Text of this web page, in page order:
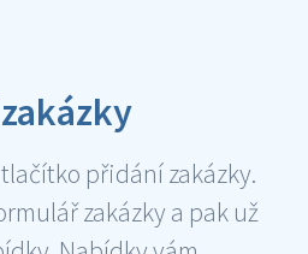
přidání zakázky.
zakázky a pak už